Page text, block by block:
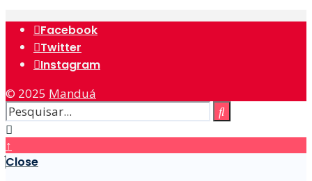
Facebook
Twitter
Instagram
© 2025 Manduá
↑
Close